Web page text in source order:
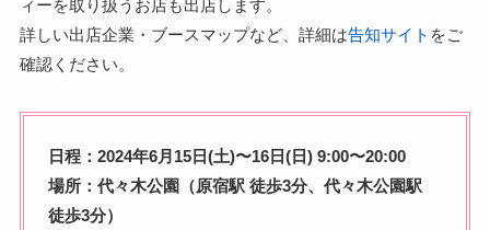
ィーを取り扱うお店も出店します。
詳しい出店企業・ブースマップなど、詳細は告知サイト をご
確認ください。
日程：2024年6月15日(土)〜16日(日) 9:00〜20:00
場所：代々木公園（原宿駅 徒歩3分、代々木公園駅
徒歩3分）